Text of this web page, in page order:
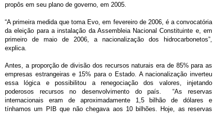
propôs em seu plano de governo, em 2005.
“A primeira medida que toma Evo, em fevereiro de 2006, é a convocatória
da eleição para a instalação da Assembleia Nacional Constituinte e, em
primeiro de maio de 2006, a nacionalização dos hidrocarbonetos”,
explica.
Antes, a proporção de divisão dos recursos naturais era de 85% para as
empresas estrangeiras e 15% para o Estado. A nacionalização inverteu
essa lógica e possibilitou a renegociação dos valores, injetando
poderosos recursos no desenvolvimento do país. “As reservas
internacionais eram de aproximadamente 1,5 bilhão de dólares e
tínhamos um PIB que não chegava aos 10 bilhões. Hoje, as reservas